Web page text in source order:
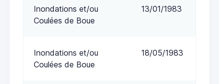
Inondations et/ou
Coulées de Boue
13/01/1983
Inondations et/ou
Coulées de Boue
18/05/1983